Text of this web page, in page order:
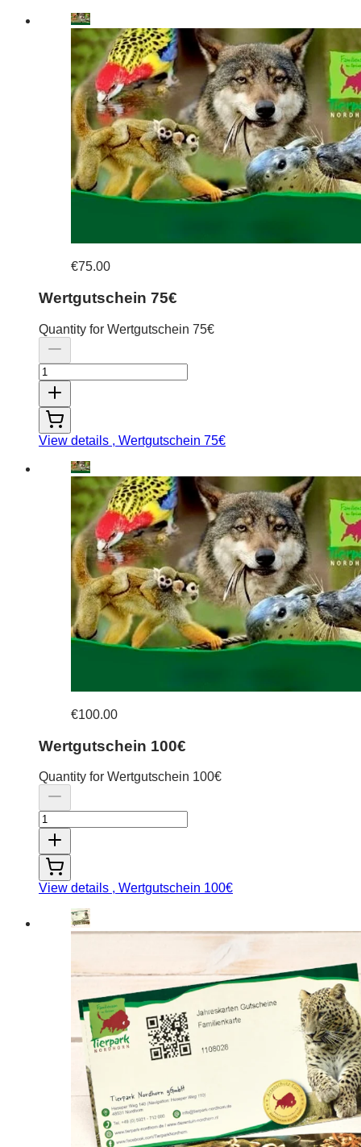
€75.00
Wertgutschein 75€
Quantity for Wertgutschein 75€
View details , Wertgutschein 75€
€100.00
Wertgutschein 100€
Quantity for Wertgutschein 100€
View details , Wertgutschein 100€